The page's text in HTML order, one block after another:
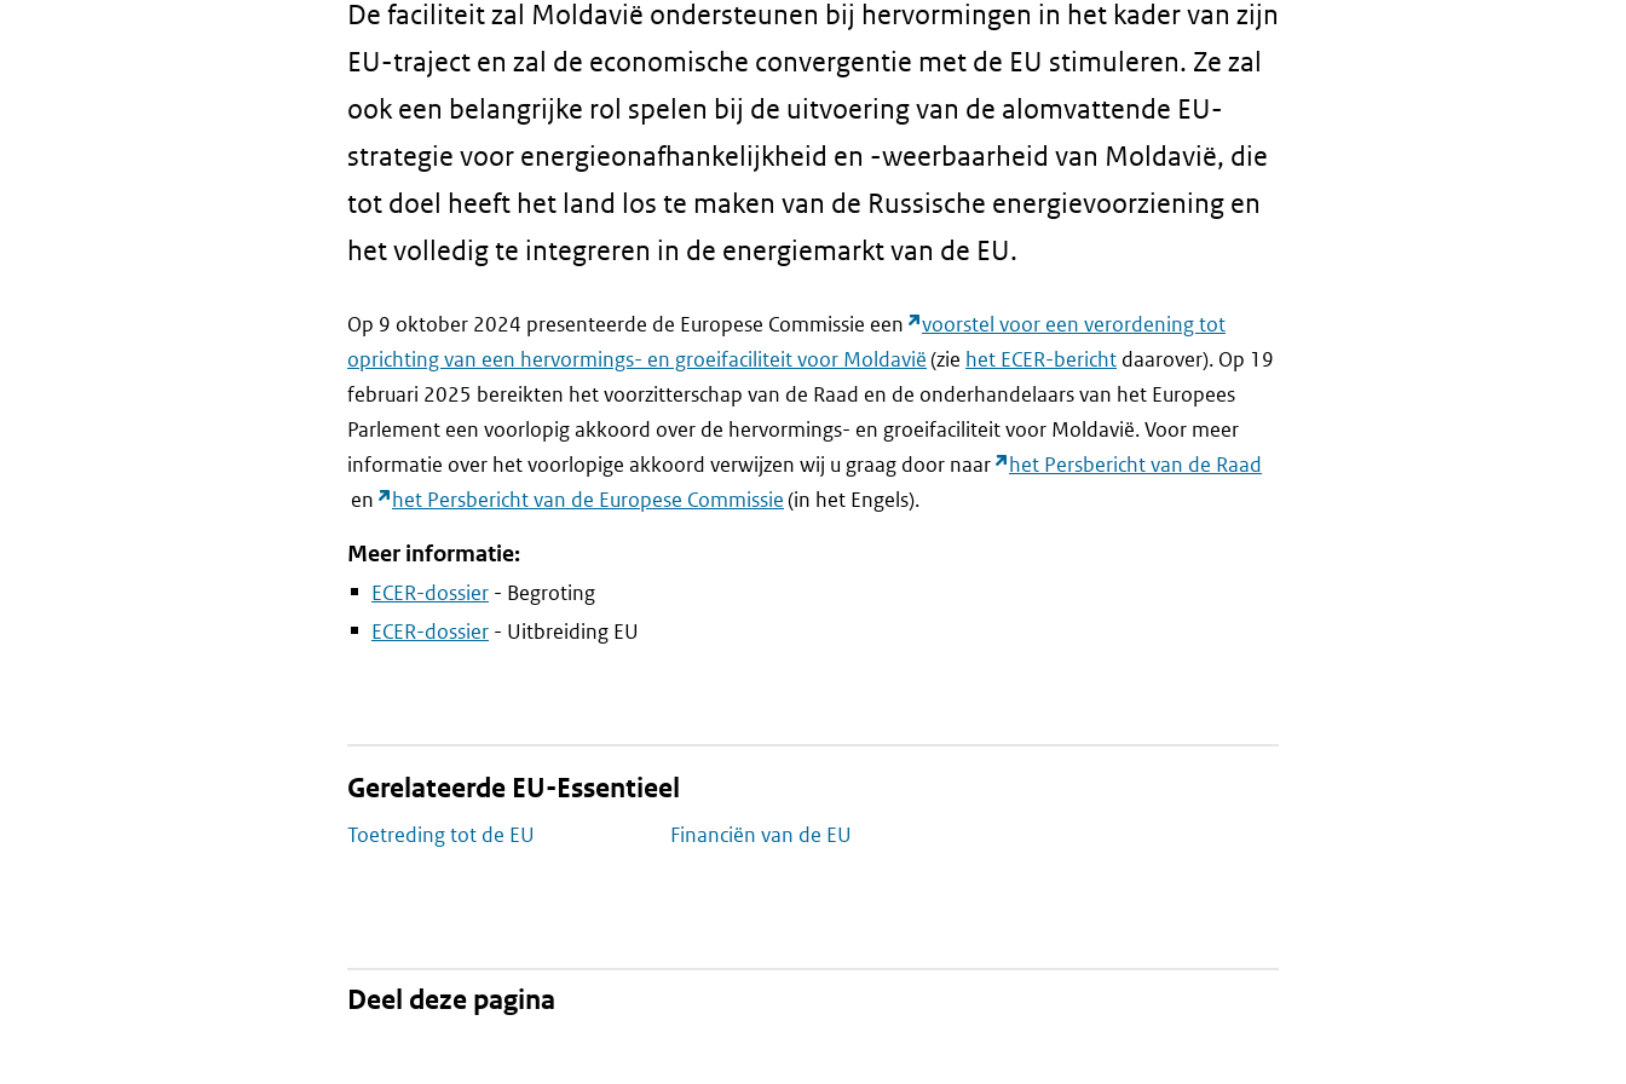
De faciliteit zal Moldavië ondersteunen bij hervormingen in het kader van zijn
EU-traject en zal de economische convergentie met de EU stimuleren. Ze zal
ook een belangrijke rol spelen bij de uitvoering van de alomvattende EU-
strategie voor energie­onafhankelijkheid en -weerbaarheid van Moldavië, die
tot doel heeft het land los te maken van de Russische energievoorziening en
het volledig te integreren in de energiemarkt van de EU.
Op 9 oktober 2024 presenteerde de Europese Commissie een
voorstel voor een verordening tot
oprichting van een hervormings- en groeifaciliteit voor Moldavië(zie het ECER-bericht daarover). Op 19
februari 2025 bereikten het voorzitterschap van de Raad en de onderhandelaars van het Europees
Parlement een voorlopig akkoord over de hervormings- en groeifaciliteit voor Moldavië. Voor meer
informatie over het voorlopige akkoord verwijzen wij u graag door naar
het Persbericht van de Raad
en
het Persbericht van de Europese Commissie(in het Engels).
Meer informatie:
ECER-dossier - Begroting
ECER-dossier - Uitbreiding EU
Gerelateerde EU-Essentieel
Toetreding tot de EU Financiën van de EU
Deel deze pagina